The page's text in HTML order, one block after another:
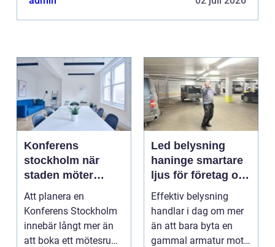
Konferens
stockholm när
staden möter
skärgård och
landsbygd
Att planera en
Konferens Stockholm
innebär långt mer än
att boka ett mötesrum
Led belysning
haninge smartare
ljus för företag och
fastigheter
Effektiv belysning
handlar i dag om mer
än att bara byta en
gammal armatur mot